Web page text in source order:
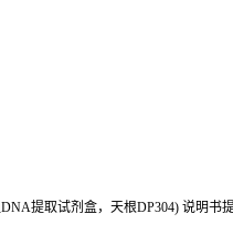
DNA提取试剂盒，天根DP304) 说明书